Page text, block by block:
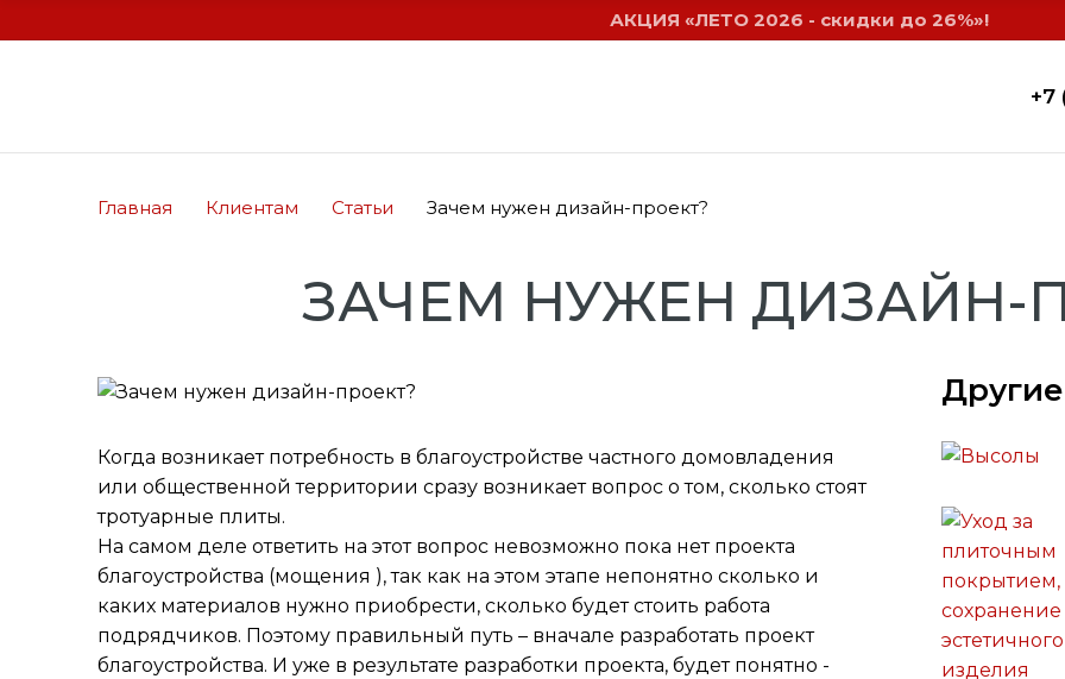
АКЦИЯ «ЛЕТО 2026 - скидки до 26%»!
+7
Главная Клиентам Статьи Зачем нужен дизайн-проект?
ЗАЧЕМ НУЖЕН ДИЗАЙН-
Когда возникает потребность в благоустройстве частного домовладения
или общественной территории сразу возникает вопрос о том, сколько стоят
тротуарные плиты.
На самом деле ответить на этот вопрос невозможно пока нет проекта
благоустройства (мощения ), так как на этом этапе непонятно сколько и
каких материалов нужно приобрести, сколько будет стоить работа
подрядчиков. Поэтому правильный путь – вначале разработать проект
благоустройства. И уже в результате разработки проекта, будет понятно -